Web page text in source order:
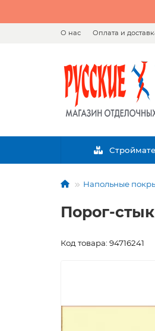
О нас Оплата и
Напольные
Порог-
Код товара: 94716241